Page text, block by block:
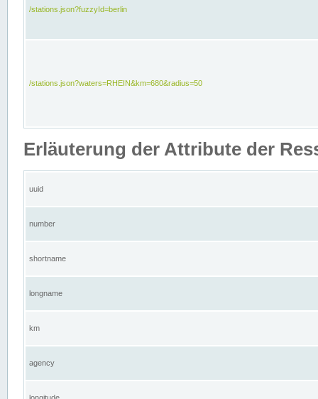
/stations.json?fuzzyId=berlin
/stations.json?waters=RHEIN&km=680&radius=50
Erläuterung der Attribute der
uuid
number
shortname
longname
km
agency